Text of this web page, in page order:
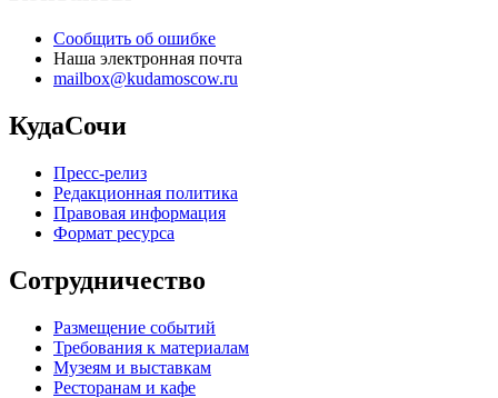
Сообщить об ошибке
Наша электронная почта
mailbox@kudamoscow.ru
КудаСочи
Пресс-релиз
Редакционная политика
Правовая информация
Формат ресурса
Сотрудничество
Размещение событий
Требования к материалам
Музеям и выставкам
Ресторанам и кафе